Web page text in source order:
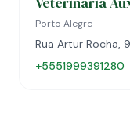
Porto Alegre
Rua Artur Rocha,
+5551999391280